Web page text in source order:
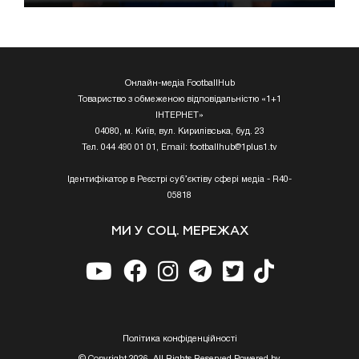
Онлайн-медіа FootballHub
Товариство з обмеженою відповідальністю «1+1
ІНТЕРНЕТ»
04080, м. Київ, вул. Кирилівська, буд. 23
Тел. 044 490 01 01, Email: footballhub@1plus1.tv
Ідентифікатор в Реєстрі суб’єктіву сфері медіа - R40-
05818
МИ У СОЦ. МЕРЕЖАХ
Полiтика конфiденцiйностi